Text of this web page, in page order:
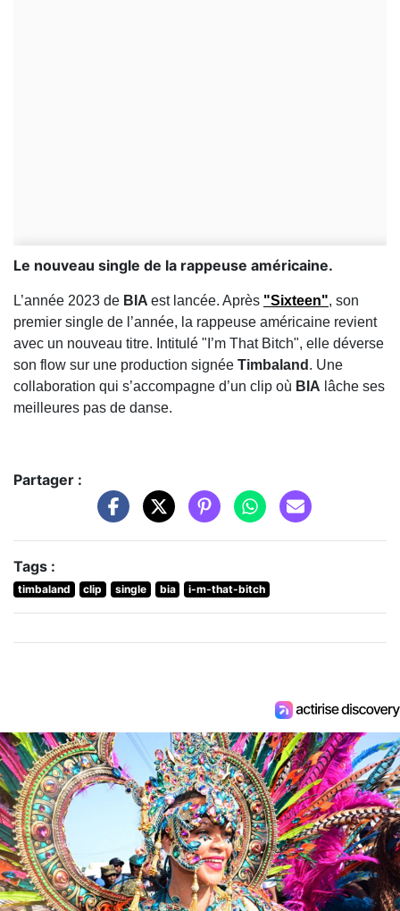
Le nouveau single de la rappeuse américaine.
L’année 2023 de BIA est lancée. Après "Sixteen", son
premier single de l’année, la rappeuse américaine revient
avec un nouveau titre. Intitulé "I’m That Bitch", elle déverse
son flow sur une production signée Timbaland . Une
collaboration qui s’accompagne d’un clip où BIA lâche ses
meilleures pas de danse.
Partager :
Tags :
timbaland clip single bia i-m-that-bitch